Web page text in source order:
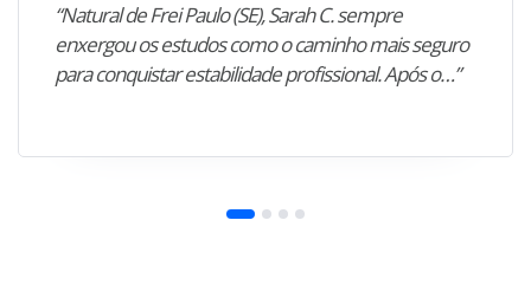
“Natural de Frei Paulo (SE), Sarah C. sempre
enxergou os estudos como o caminho mais seguro
para conquistar estabilidade profissional. Após o…”